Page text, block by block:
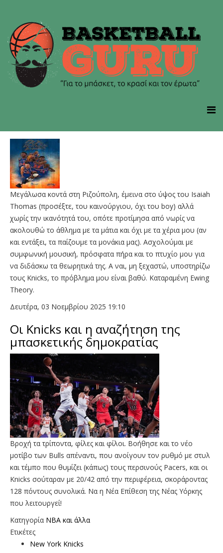
Μεγάλωσα κοντά στη Ριζούπολη, έμεινα στο ύψος του Isaiah
Thomas (προσέξτε, του καινούργιου, όχι του boy) αλλά
χωρίς την ικανότητά του, οπότε προτίμησα από νωρίς να
ακολουθώ το άθλημα με τα μάτια και όχι με τα χέρια μου (αν
και εντάξει, τα παίζουμε τα μονάκια μας). Ασχολούμαι με
συμφωνική μουσική, πρόσφατα πήρα και το πτυχίο μου για
να διδάσκω τα θεωρητικά της. Α ναι, μη ξεχαστώ, υποστηρίζω
τους Knicks, το πρόβλημα μου είναι βαθύ. Καταραμένη Ewing
Theory.
Δευτέρα, 03 Νοεμβρίου 2025 19:10
Οι Knicks και η αναζήτηση της
μπασκετικής δημοκρατίας
Βροχή τα τρίποντα, φίλες και φίλοι. Βοήθησε και το νέο
μοτίβο των Bulls απέναντι, που ανοίγουν τον ρυθμό με στυλ
και τέμπο που θυμίζει (κάπως) τους περσινούς Pacers, και οι
Knicks σούταραν με 20/42 από την περιφέρεια, σκοράροντας
128 πόντους συνολικά. Να η Νέα Επίθεση της Νέας Υόρκης
που λειτουργεί!
Κατηγορία NBA και άλλα
Ετικέτες
New York Knicks